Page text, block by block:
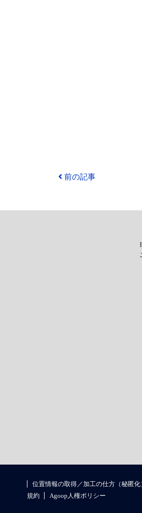
前の記事
位置情報の取得／加工の仕方（秘匿化
規約
Agoop人権ポリシー